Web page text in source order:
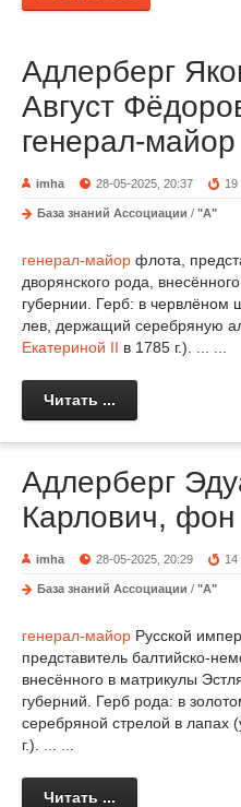
Адлерберг
Август
генерал-
imha 28-05-2025, 20:37 19
База знаний Ассоциации / "А"
генерал-майор флота,
дворянского рода,
губернии. Герб: в червлёном
лев, держащий серебряную
Екатериной II в 1785 г.). ... ...
Читать ...
Адлерберг
Карлович, фон
imha 28-05-2025, 20:29 14
База знаний Ассоциации / "А"
генерал-майор Русской
представитель балтийско-
внесённого в матрикулы
губерний. Герб рода: в
серебряной стрелой в лапах
г.). ... ...
Читать ...